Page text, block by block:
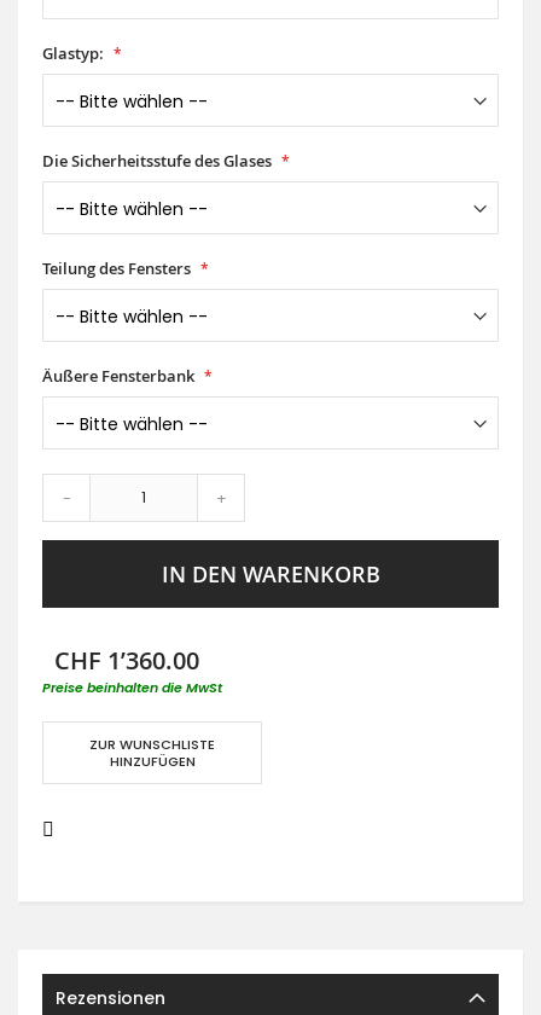
Glastyp:
Die Sicherheitsstufe des Glases
Teilung des Fensters
Äußere Fensterbank
- +
IN DEN WARENKORB
CHF 1’360.00
Preise beinhalten die MwSt
ZUR WUNSCHLISTE
HINZUFÜGEN
Rezensionen